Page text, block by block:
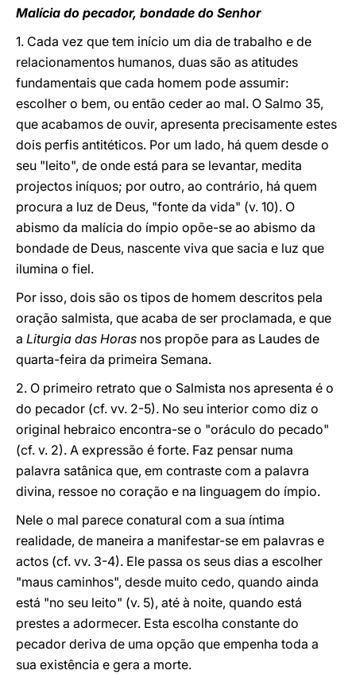
Malícia do pecador, bondade do Senhor
1. Cada vez que tem início um dia de trabalho e de
relacionamentos humanos, duas são as atitudes
fundamentais que cada homem pode assumir:
escolher o bem, ou então ceder ao mal. O Salmo 35,
que acabamos de ouvir, apresenta precisamente estes
dois perfis antitéticos. Por um lado, há quem desde o
seu "leito", de onde está para se levantar, medita
projectos iníquos; por outro, ao contrário, há quem
procura a luz de Deus, "fonte da vida" (v. 10). O
abismo da malícia do ímpio opõe-se ao abismo da
bondade de Deus, nascente viva que sacia e luz que
ilumina o fiel.
Por isso, dois são os tipos de homem descritos pela
oração salmista, que acaba de ser proclamada, e que
a Liturgia das Horas nos propõe para as Laudes de
quarta-feira da primeira Semana.
2. O primeiro retrato que o Salmista nos apresenta é o
do pecador (cf. vv. 2-5). No seu interior como diz o
original hebraico encontra-se o "oráculo do pecado"
(cf. v. 2). A expressão é forte. Faz pensar numa
palavra satânica que, em contraste com a palavra
divina, ressoe no coração e na linguagem do ímpio.
Nele o mal parece conatural com a sua íntima
realidade, de maneira a manifestar-se em palavras e
actos (cf. vv. 3-4). Ele passa os seus dias a escolher
"maus caminhos", desde muito cedo, quando ainda
está "no seu leito" (v. 5), até à noite, quando está
prestes a adormecer. Esta escolha constante do
pecador deriva de uma opção que empenha toda a
sua existência e gera a morte.